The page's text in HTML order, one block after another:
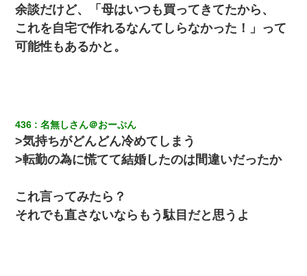
んでもない仕事に就いていた
新卒の女性社員に1年半ストーカーされていた。俺「マジで怖い」
上司「話をしてみる」→女性社員「実は10数年前に…」
日航機墜落事故の「ここからは日本語で大丈夫ですよ〜」の絶望
感がヤバイ・・・
全く親しくないママ友Aから突然「飲み会しよう」と誘われたがお
妻「ずっと好きだった人と一緒になりたいから、わかれてくださ
い」→離婚後、娘と実家で生活してると…
余談だけど、「母はいつも買ってきてたから、
これを自宅で作れるなんてしらなかった！」って
可能性もあるかと。
436 名無しさん＠おーぷん
>気持ちがどんどん冷めてしまう
>転勤の為に慌てて結婚したのは間違いだったか
これ言ってみたら？
それでも直さないならもう駄目だと思うよ